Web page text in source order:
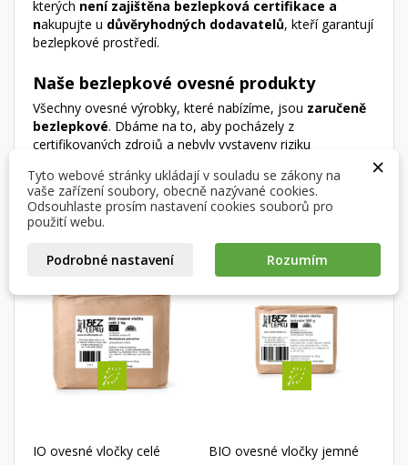
kterých není zajištěna bezlepková certifikace a
nakupujte u důvěryhodných dodavatelů, kteří garantují
bezlepkové prostředí.
Naše bezlepkové ovesné produkty
Všechny ovesné výrobky, které nabízíme, jsou zaručeně
bezlepkové. Dbáme na to, aby pocházely z
certifikovaných zdrojů a nebyly vystaveny riziku
RELATED PRODUCTS
BIO ovesné vločky celé BIO ovesné vločky jemné
Můj seznam přání
add_circle_outline Vytvořit nový seznam
((modalTitle))
((confirmMessage))
Vytvořit seznam přání ×
Název seznamu přání
Zrušit Vytvořit seznam přání
Přihlásit se ×
Musíte být přihlášen, abyste si mohli výrobky uložit do
svého seznamu přání.
Přihlásit se
×
Tyto webové stránky ukládají v souladu se zákony na
vaše zařízení soubory, obecně nazývané cookies.
Odsouhlaste prosím nastavení cookies souborů pro
použití webu.
Podrobné nastavení Rozumím